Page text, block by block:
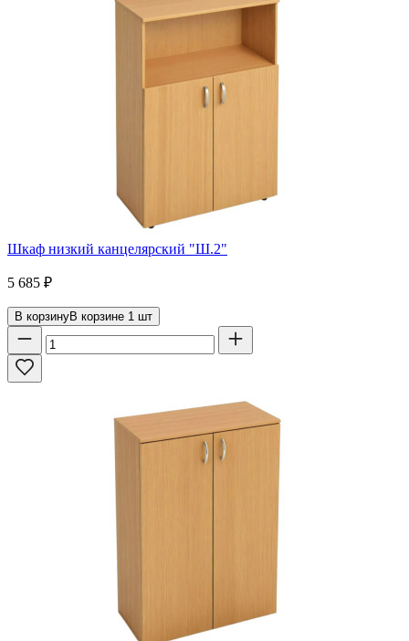
Шкаф низкий канцелярский "Ш.2"
5 685 ₽
В корзинуВ корзине 1 шт